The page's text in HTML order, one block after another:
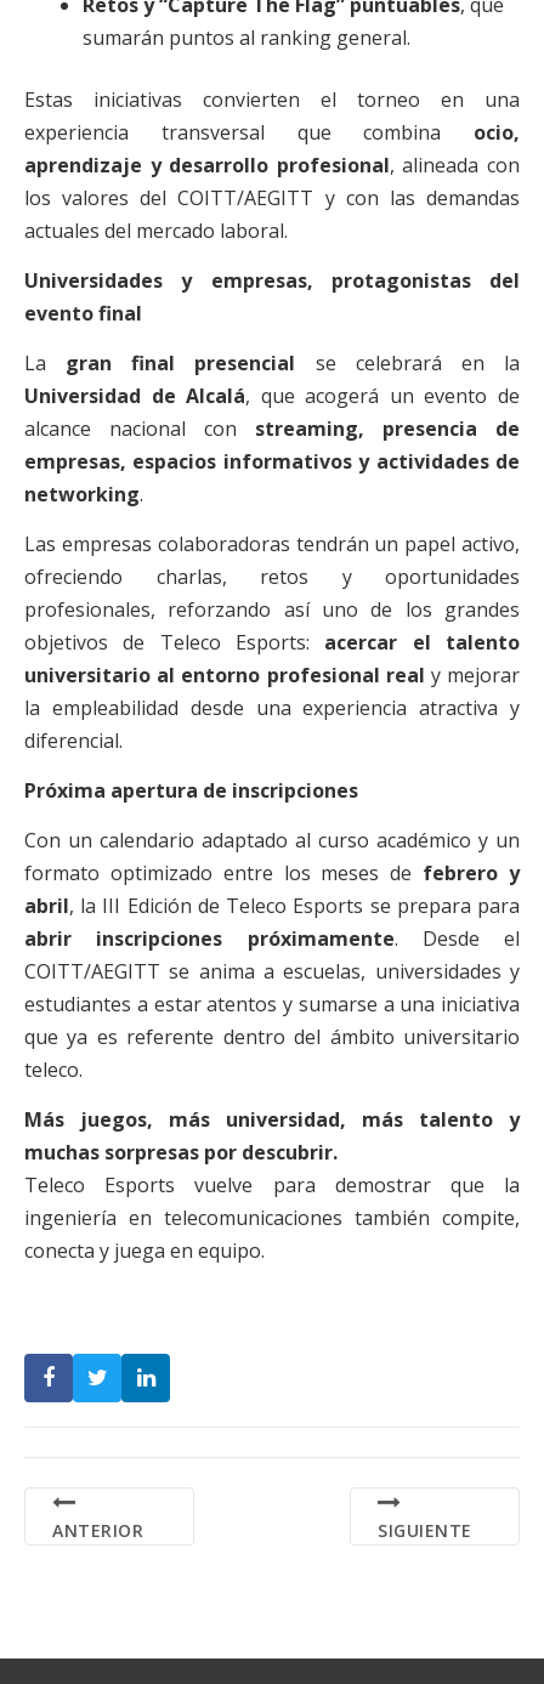
Retos y “Capture The Flag” puntuables, que
sumarán puntos al ranking general.
Estas iniciativas convierten el torneo en una
experiencia transversal que combina ocio,
aprendizaje y desarrollo profesional, alineada con
los valores del COITT/AEGITT y con las demandas
actuales del mercado laboral.
Universidades y empresas, protagonistas del
evento final
La gran final presencial se celebrará en la
Universidad de Alcalá, que acogerá un evento de
alcance nacional con streaming, presencia de
empresas, espacios informativos y actividades de
networking.
Las empresas colaboradoras tendrán un papel activo,
ofreciendo charlas, retos y oportunidades
profesionales, reforzando así uno de los grandes
objetivos de Teleco Esports: acercar el talento
universitario al entorno profesional real y mejorar
la empleabilidad desde una experiencia atractiva y
diferencial.
Próxima apertura de inscripciones
Con un calendario adaptado al curso académico y un
formato optimizado entre los meses de febrero y
abril, la III Edición de Teleco Esports se prepara para
abrir inscripciones próximamente. Desde el
COITT/AEGITT se anima a escuelas, universidades y
estudiantes a estar atentos y sumarse a una iniciativa
que ya es referente dentro del ámbito universitario
teleco.
Más juegos, más universidad, más talento y
muchas sorpresas por descubrir.
Teleco Esports vuelve para demostrar que la
ingeniería en telecomunicaciones también compite,
conecta y juega en equipo.
ANTERIOR SIGUIENTE